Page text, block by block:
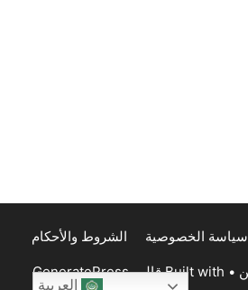
سياسة الخصوصية الشروط والأحكام
• Built with قالب GeneratePress
العربية